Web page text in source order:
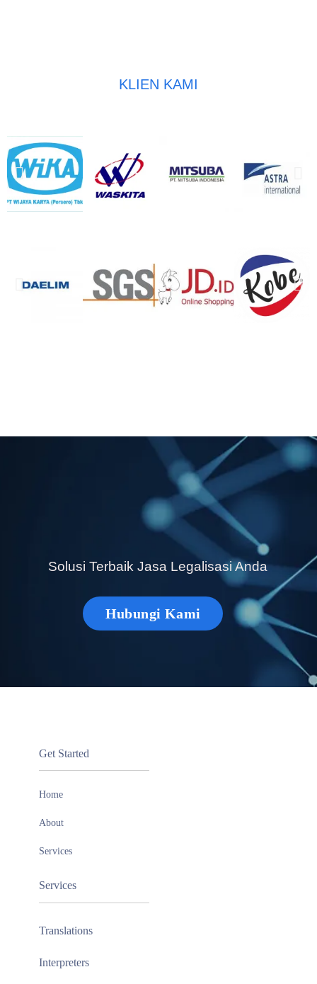
KLIEN KAMI
Solusi Terbaik Jasa Legalisasi Anda
Hubungi Kami
Get Started
Home
About
Services
Services
Translations
Interpreters